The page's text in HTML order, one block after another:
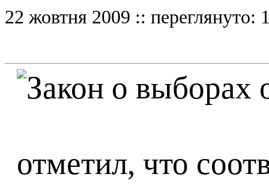
22 жовтня 2009 :: переглянуто:
отметил, что